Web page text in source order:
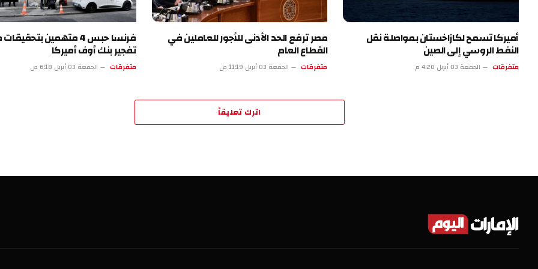
أميركا تسمح لكازاخستان بمواصلة نقل
النفط الروسي إلى الصين
متفرقات الجمعة 03 أبريل 4:20 م
مصر ترفع الحد الأدنى للأجور للعاملين في
القطاع العام
متفرقات الجمعة 03 أبريل 11:19 ص
فرنسا حبس 4 متهمين
تفجير بنك أوف أميركا
متفرقات الجمعة 03 أبريل 6:18 ص
اترك تعليقاً